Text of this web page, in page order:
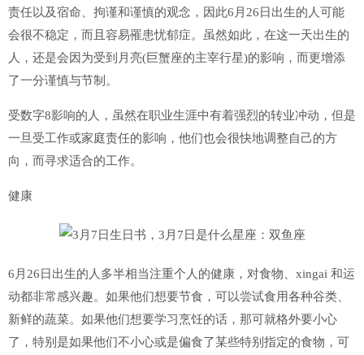
责任以及宿命、拘谨和谨慎的观念，因此6月26日出生的人可能
会很不稳定，而且容易罹患忧郁症。虽然如此，在这一天出生的
人，还是会因为受到月亮(巨蟹座的主宰行星)的影响，而更增添
了一分谨慎与节制。
受数字8影响的人，虽然在职业生涯中有着强烈的转业冲动，但是
一旦受工作或家庭责任的影响，他们也会很快地调整自己的方
向，而寻求适合的工作。
健康
6月26日出生的人多半相当注重个人的健康，对食物、xingai 和运
动都非常感兴趣。如果他们想要节食，可以尝试食用各种谷类、
新鲜的蔬菜。如果他们想要学习烹饪的话，那可就格外要小心
了，特别是如果他们不小心或是偏食了某些特别指定的食物，可